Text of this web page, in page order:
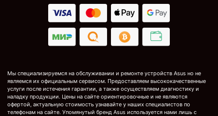
Мы специализируемся на обслуживании и ремонте устройств Asus но не
являемся их официальным сервисом. Предоставляем высококачественные
услуги после истечения гарантии, а также осуществляем диагностику и
наладку продукции. Цены на сайте ориентировочные и не являются
офертой, актуальную стоимость узнавайте у наших специалистов по
телефонам на сайте. Упомянутый бренд Asus используется нами лишь с